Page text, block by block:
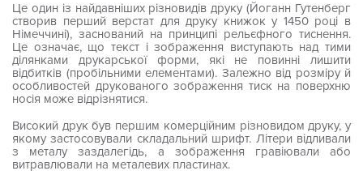
Це один із найдавніших різновидів друку (Йоганн Гутенберг
створив перший верстат для друку книжок у 1450 році в
Німеччині), заснований на принципі рельєфного тиснення.
Це означає, що текст і зображення виступають над тими
ділянками друкарської форми, які не повинні лишити
відбитків (пробільними елементами). Залежно від розміру й
особливостей друкованого зображення тиск на поверхню
носія може відрізнятися.
Високий друк був першим комерційним різновидом друку, у
якому застосовували складальний шрифт. Літери відливали
з металу заздалегідь, а зображення гравіювали або
витравлювали на металевих пластинах.